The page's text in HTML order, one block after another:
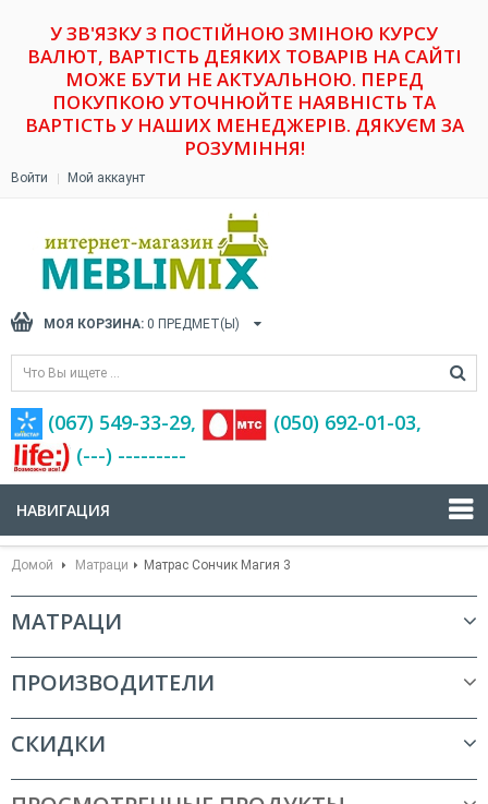
У ЗВ'ЯЗКУ З ПОСТІЙНОЮ ЗМІНОЮ КУРСУ
ВАЛЮТ, ВАРТІСТЬ ДЕЯКИХ ТОВАРІВ НА САЙТІ
МОЖЕ БУТИ НЕ АКТУАЛЬНОЮ. ПЕРЕД
ПОКУПКОЮ УТОЧНЮЙТЕ НАЯВНІСТЬ ТА
ВАРТІСТЬ У НАШИХ МЕНЕДЖЕРІВ. ДЯКУЄМ ЗА
РОЗУМІННЯ!
Войти Мой аккаунт
МОЯ КОРЗИНА: 0 ПРЕДМЕТ(Ы)
(067) 549-33-29,
(‎050) 692-01-03,
(---) ---------
НАВИГАЦИЯ
Домой Матраци Матрас Сончик Магия 3
МАТРАЦИ
ПРОИЗВОДИТЕЛИ
СКИДКИ